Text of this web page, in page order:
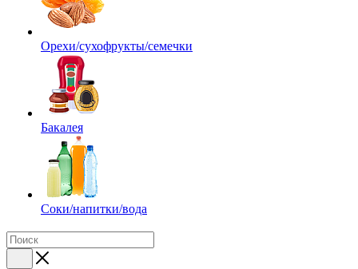
Орехи/сухофрукты/семечки
Бакалея
Соки/напитки/вода